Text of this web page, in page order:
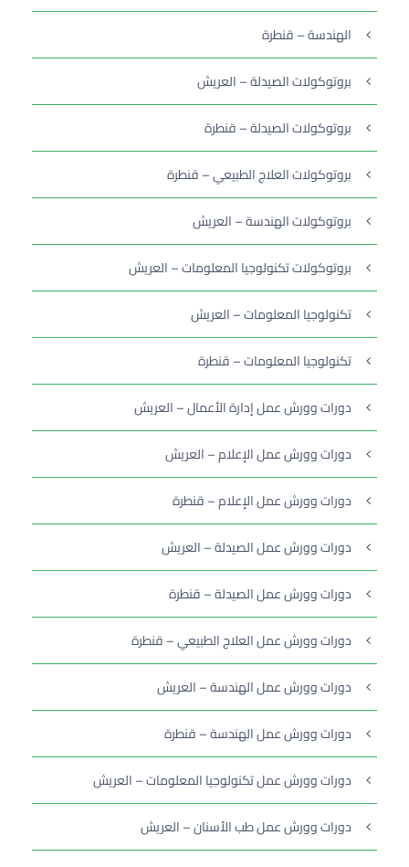
الهندسة – قنطرة
بروتوكولات الصيدلة – العريش
بروتوكولات الصيدلة – قنطرة
بروتوكولات العلاج الطبيعي – قنطرة
بروتوكولات الهندسة – العريش
بروتوكولات تكنولوجيا المعلومات – العريش
تكنولوجيا المعلومات – العريش
تكنولوجيا المعلومات – قنطرة
دورات وورش عمل إدارة الأعمال – العريش
دورات وورش عمل الإعلام – العريش
دورات وورش عمل الإعلام – قنطرة
دورات وورش عمل الصيدلة – العريش
دورات وورش عمل الصيدلة – قنطرة
دورات وورش عمل العلاج الطبيعي – قنطرة
دورات وورش عمل الهندسة – العريش
دورات وورش عمل الهندسة – قنطرة
دورات وورش عمل تكنولوجيا المعلومات – العريش
دورات وورش عمل طب الأسنان – العريش